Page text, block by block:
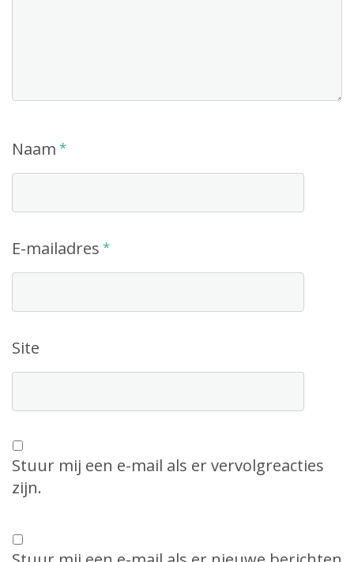
Naam *
E-mailadres *
Site
Stuur mij een e-mail als er vervolgreacties
zijn.